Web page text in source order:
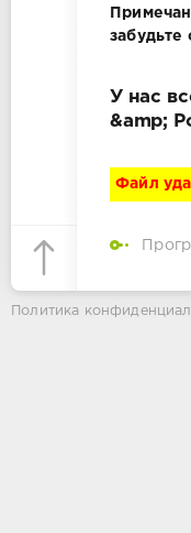
забудьте
У нас
&amp;
Файл
Политика